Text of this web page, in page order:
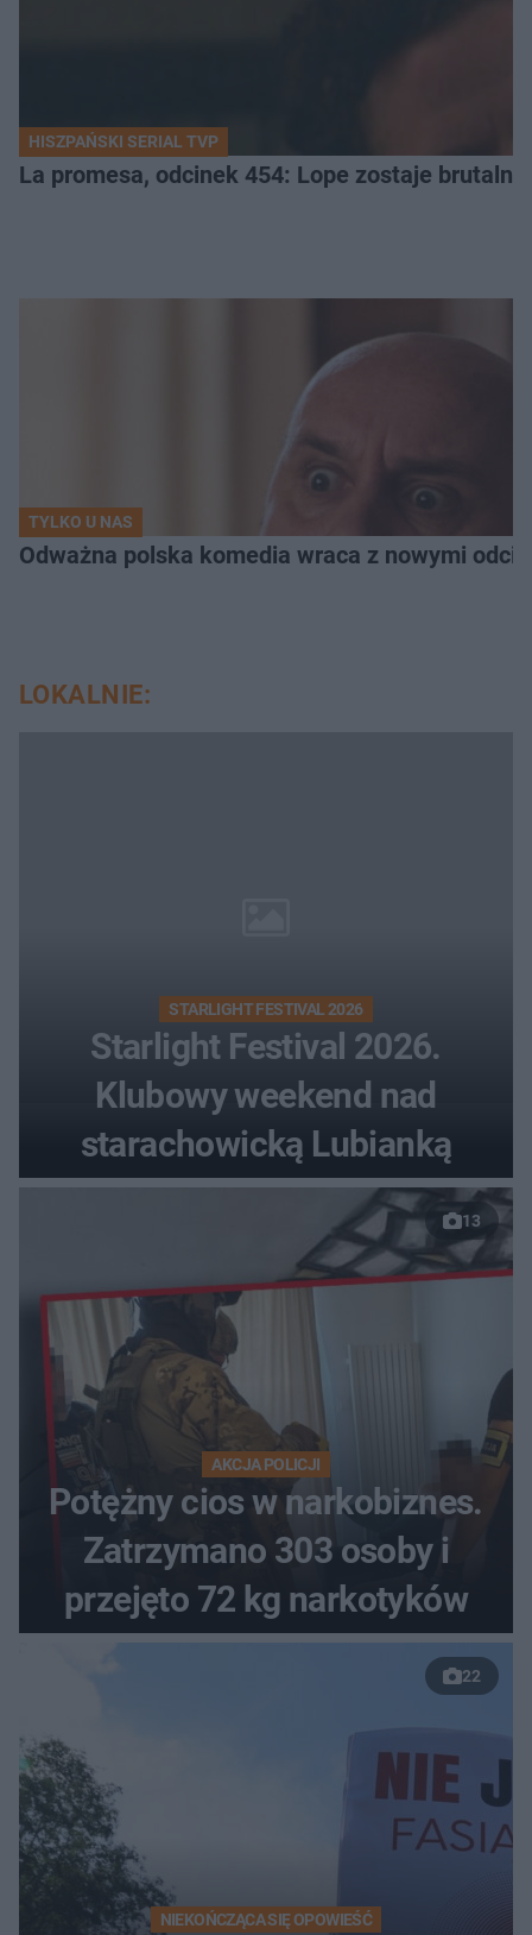
HISZPAŃSKI SERIAL TVP
La promesa, odcinek 454: Lope zostaje
TYLKO U NAS
Odważna polska komedia wraca z nowymi
LOKALNIE:
STARLIGHT FESTIVAL 2026
Starlight Festival 2026.
Klubowy weekend nad
starachowicką Lubianką
13
AKCJA POLICJI
Potężny cios w narkobiznes.
Zatrzymano 303 osoby i
przejęto 72 kg narkotyków
22
NIEKOŃCZĄCA SIĘ OPOWIEŚĆ